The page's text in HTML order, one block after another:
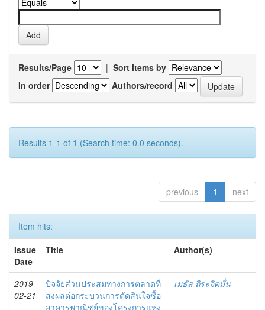
Results/Page | Sort items by
In order
Authors/record
Results 1-1 of 1 (Search time: 0.0 seconds).
previous 1 next
Item hits:
Issue
Date
Title Author(s)
2019-
02-21
ปัจจัยส่วนประสมทางการตลาดที่
ส่งผลต่อกระบวนการตัดสินใจซื้อ
อาคารพาณิชย์ของโครงการแห่ง
เมธัส ถิระจิตมั่น